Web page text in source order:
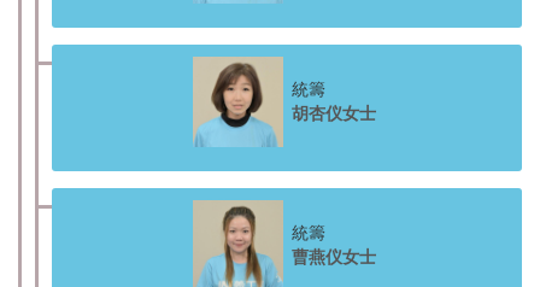
統籌
胡杏仪女士
統籌
曹燕仪女士